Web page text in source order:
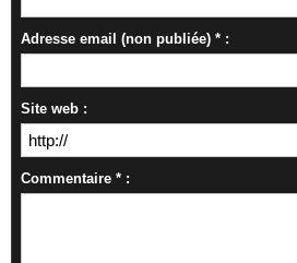
Adresse email (non publiée) * :
Site web :
Commentaire * :